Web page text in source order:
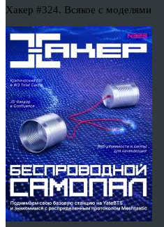
Хакер #324. Всякое с моделями